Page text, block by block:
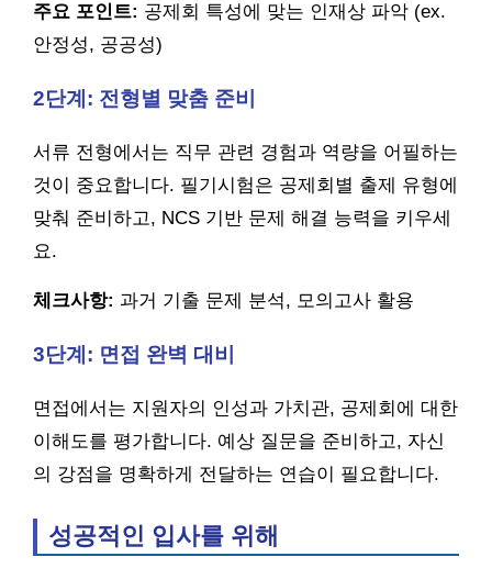
주요 포인트: 공제회 특성에 맞는 인재상 파악 (ex.
안정성, 공공성)
2단계: 전형별 맞춤 준비
서류 전형에서는 직무 관련 경험과 역량을 어필하는
것이 중요합니다. 필기시험은 공제회별 출제 유형에
맞춰 준비하고, NCS 기반 문제 해결 능력을 키우세
요.
체크사항: 과거 기출 문제 분석, 모의고사 활용
3단계: 면접 완벽 대비
면접에서는 지원자의 인성과 가치관, 공제회에 대한
이해도를 평가합니다. 예상 질문을 준비하고, 자신
의 강점을 명확하게 전달하는 연습이 필요합니다.
성공적인 입사를 위해